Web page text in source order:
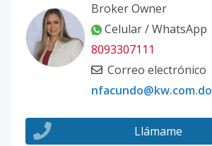
Broker Owner
Celular / WhatsApp
8093307111
Correo electrónico
nfacundo@kw.com.do
Llámame